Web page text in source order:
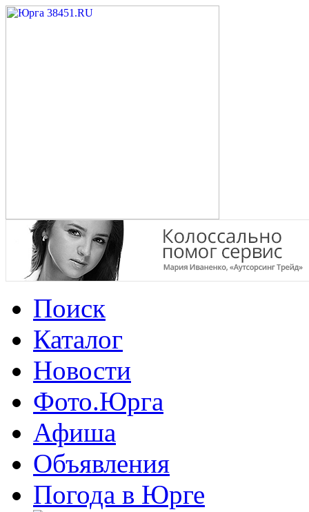
Поиск
Каталог
Новости
Фото.Юрга
Афиша
Объявления
Погода в Юрге